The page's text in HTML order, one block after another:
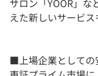
サロン「YOOR」な
えた新しいサービス
■上場企業としての